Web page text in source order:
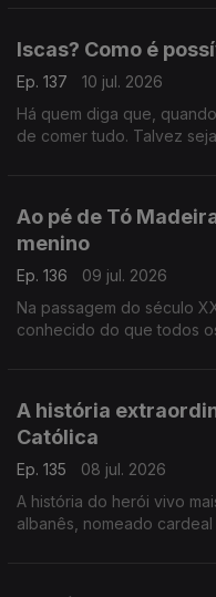
Iscas? Como é
Ep. 137
10 jul. 2026
Há quem diga que,
de comer tudo. Talvez
Ao pé de Tó
menino
Ep. 136
09 jul. 2026
Na passagem do século
conhecido do que todos
A história
Católica
Ep. 135
08 jul. 2026
A história do herói vivo
albanês, nomeado